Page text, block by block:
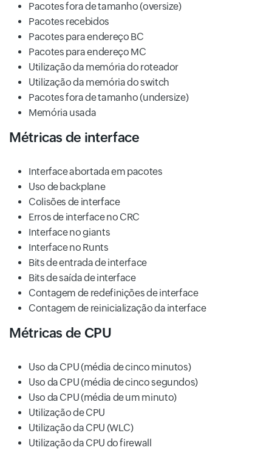
Pacotes fora de tamanho (oversize)
Pacotes recebidos
Pacotes para endereço BC
Pacotes para endereço MC
Utilização da memória do roteador
Utilização da memória do switch
Pacotes fora de tamanho (undersize)
Memória usada
Métricas de interface
Interface abortada em pacotes
Uso de backplane
Colisões de interface
Erros de interface no CRC
Interface no giants
Interface no Runts
Bits de entrada de interface
Bits de saída de interface
Contagem de redefinições de interface
Contagem de reinicialização da interface
Métricas de CPU
Uso da CPU (média de cinco minutos)
Uso da CPU (média de cinco segundos)
Uso da CPU (média de um minuto)
Utilização de CPU
Utilização da CPU (WLC)
Utilização da CPU do firewall